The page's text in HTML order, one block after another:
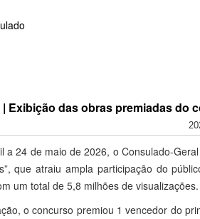
| Exibição das obras premiadas
a 24 de maio de 2026, o Consulado-
que atraiu ampla participação do
um total de 5,8 milhões de visualizações.
o concurso premiou 1 vencedor do